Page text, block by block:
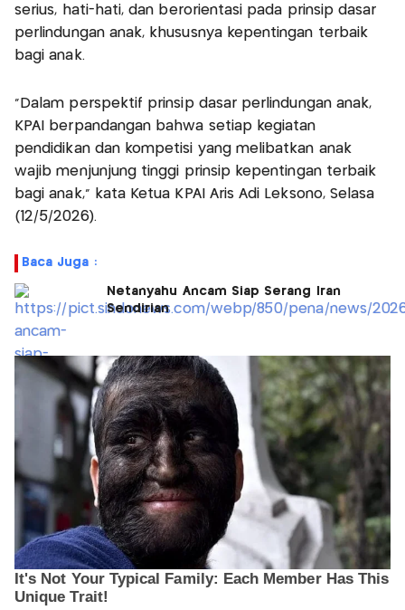
serius, hati-hati, dan berorientasi pada prinsip dasar
perlindungan anak, khususnya kepentingan terbaik
bagi anak.
"Dalam perspektif prinsip dasar perlindungan anak,
KPAI berpandangan bahwa setiap kegiatan
pendidikan dan kompetisi yang melibatkan anak
wajib menjunjung tinggi prinsip kepentingan terbaik
bagi anak," kata Ketua KPAI Aris Adi Leksono, Selasa
(12/5/2026).
Baca Juga :
Netanyahu Ancam Siap Serang Iran
Sendirian